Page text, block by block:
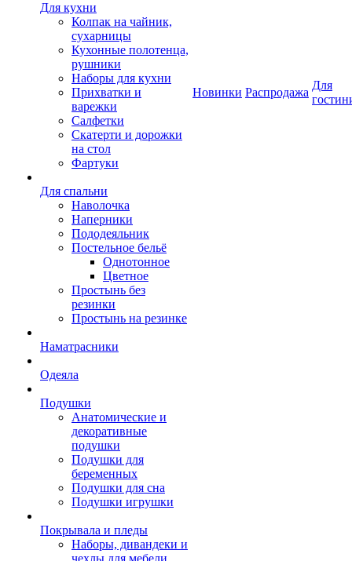
Для кухни
Колпак на чайник,
сухарницы
Кухонные полотенца,
рушники
Наборы для кухни
Прихватки и
варежки
Салфетки
Скатерти и дорожки
на стол
Фартуки
Для спальни
Наволочка
Наперники
Пододеяльник
Постельное бельё
Однотонное
Цветное
Простынь без
резинки
Простынь на резинке
Наматрасники
Одеяла
Подушки
Анатомические и
декоративные
подушки
Подушки для
беременных
Подушки для сна
Подушки игрушки
Покрывала и пледы
Наборы, дивандеки и
чехлы для мебели
Новинки Распродажа
Для